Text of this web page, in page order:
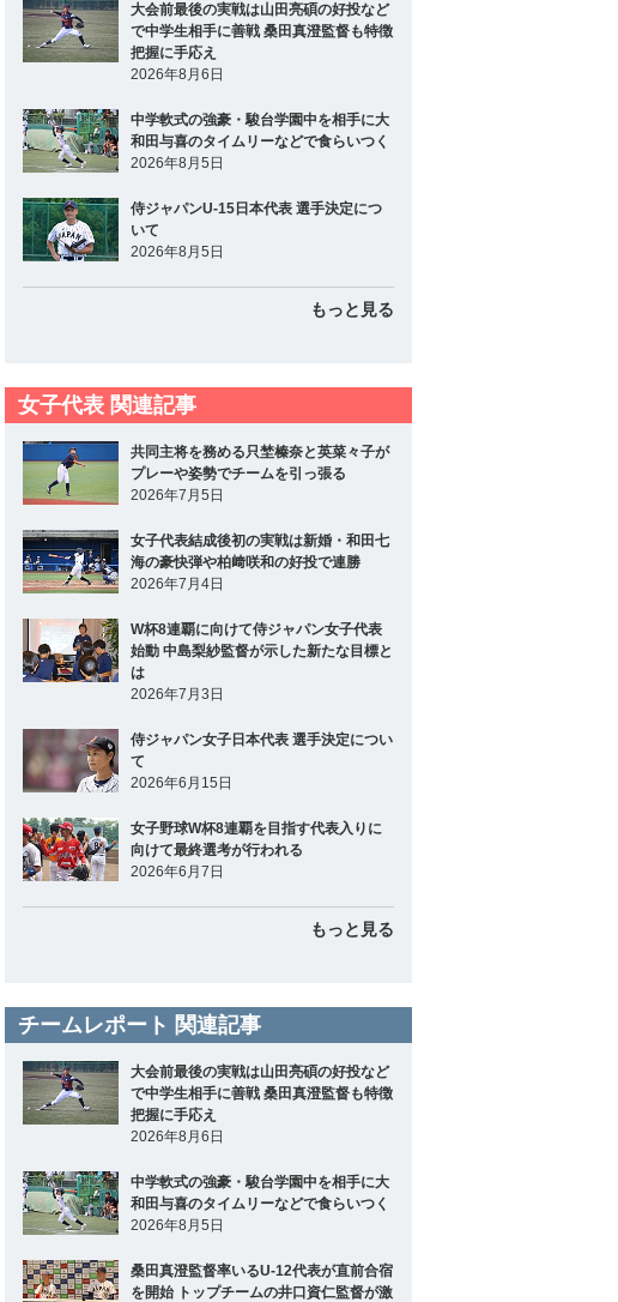
大会前最後の実戦は山田亮碩の好投など
で中学生相手に善戦 桑田真澄監督も特徴
把握に手応え
2026年8月6日
中学軟式の強豪・駿台学園中を相手に大
和田与喜のタイムリーなどで食らいつく
2026年8月5日
侍ジャパンU-15日本代表 選手決定につ
いて
2026年8月5日
もっと見る
女子代表 関連記事
共同主将を務める只埜榛奈と英菜々子が
プレーや姿勢でチームを引っ張る
2026年7月5日
女子代表結成後初の実戦は新婚・和田七
海の豪快弾や柏﨑咲和の好投で連勝
2026年7月4日
W杯8連覇に向けて侍ジャパン女子代表
始動 中島梨紗監督が示した新たな目標と
は
2026年7月3日
侍ジャパン女子日本代表 選手決定につい
て
2026年6月15日
女子野球W杯8連覇を目指す代表入りに
向けて最終選考が行われる
2026年6月7日
もっと見る
チームレポート 関連記事
大会前最後の実戦は山田亮碩の好投など
で中学生相手に善戦 桑田真澄監督も特徴
把握に手応え
2026年8月6日
中学軟式の強豪・駿台学園中を相手に大
和田与喜のタイムリーなどで食らいつく
2026年8月5日
桑田真澄監督率いるU-12代表が直前合宿
を開始 トップチームの井口資仁監督が激